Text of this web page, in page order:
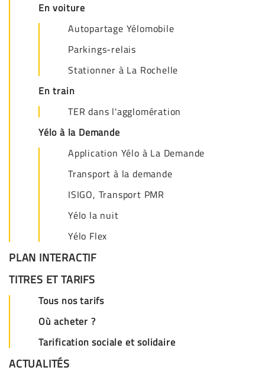
En voiture
Autopartage Yélomobile
Parkings-relais
Stationner à La Rochelle
En train
TER dans l'agglomération
Yélo à la Demande
Application Yélo à La Demande
Transport à la demande
ISIGO, Transport PMR
Yélo la nuit
Yélo Flex
PLAN INTERACTIF
TITRES ET TARIFS
Tous nos tarifs
Où acheter ?
Tarification sociale et solidaire
ACTUALITÉS